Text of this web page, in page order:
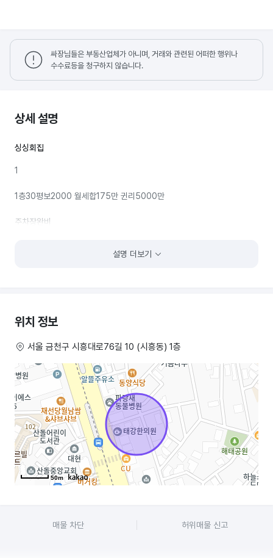
싸장님들은 부동산업체가 아니며, 거래와 관련된 어떠한 행위나
수수료등을 청구하지 않습니다.
상세 설명
싱싱회집
1
1층30평보2000 월세합175만 귄리5000만
주차장완비
설명 더보기
위치 정보
서울 금천구 시흥대로76길 10 (시흥동) 1층
50m
매물 차단 허위매물 신고